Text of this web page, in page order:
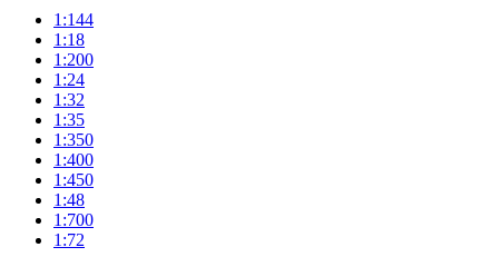
1:144
1:18
1:200
1:24
1:32
1:35
1:350
1:400
1:450
1:48
1:700
1:72